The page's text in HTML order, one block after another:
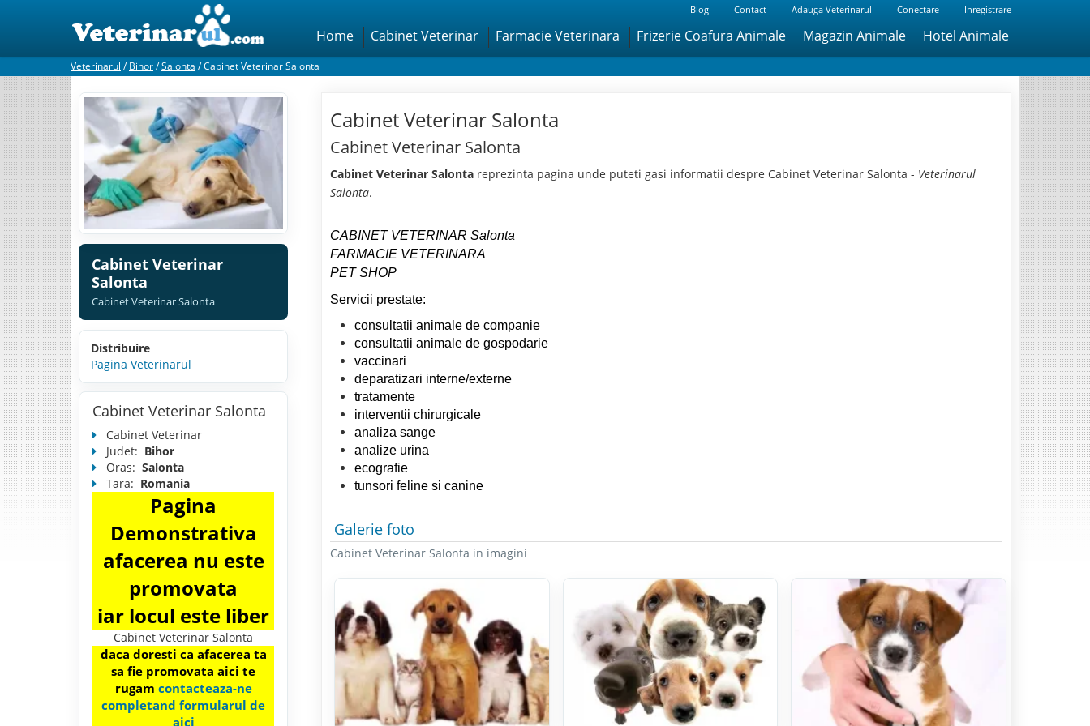
Blog Contact Adauga Veterinarul Conectare Inregistrare
Home Cabinet Veterinar Farmacie Veterinara Frizerie Coafura Animale Magazin Animale Hotel Animale
Veterinarul /Bihor/Salonta /Cabinet Veterinar Salonta
Cabinet Veterinar
Salonta
Cabinet Veterinar Salonta
Distribuire
Pagina Veterinarul
Cabinet Veterinar Salonta
Cabinet Veterinar
Judet: Bihor
Oras: Salonta
Tara: Romania
Pagina
Demonstrativa
afacerea nu este
promovata
iar locul este liber
Cabinet Veterinar Salonta
daca doresti ca afacerea ta
sa fie promovata aici te
rugam contacteaza-ne
completand formularul de
aici
Cabinet Veterinar Salonta
Cabinet Veterinar Salonta
Cabinet Veterinar Salonta reprezinta pagina unde puteti gasi informatii despre Cabinet Veterinar Salonta - Veterinarul
Salonta.
CABINET VETERINAR Salonta
FARMACIE VETERINARA
PET SHOP
Servicii prestate:
consultatii animale de companie
consultatii animale de gospodarie
vaccinari
deparatizari interne/externe
tratamente
interventii chirurgicale
analiza sange
analize urina
ecografie
tunsori feline si canine
Galerie foto
Cabinet Veterinar Salonta in imagini